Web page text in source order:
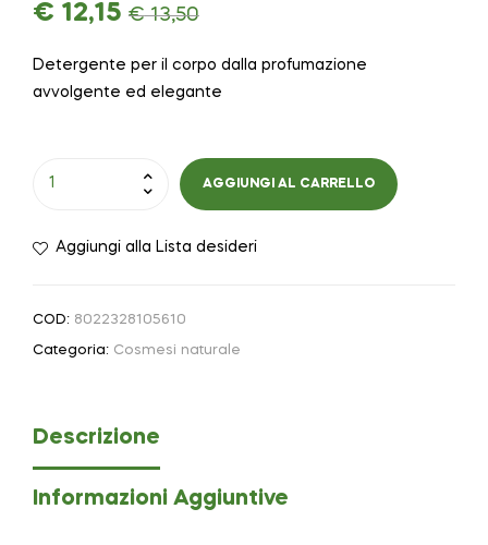
€13,50
€ 12,15
Detergente per il corpo dalla profumazione
avvolgente ed elegante
AGGIUNGI AL CARRELLO
Aggiungi alla Lista desideri
COD: 8022328105610
Categoria: Cosmesi naturale
Descrizione
Informazioni Aggiuntive